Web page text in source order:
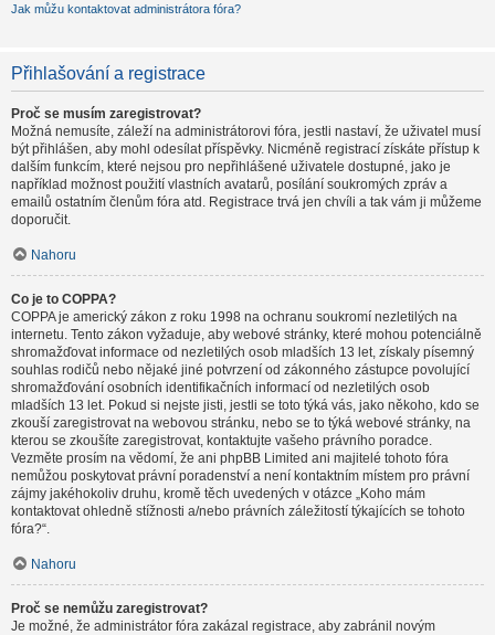
Jak můžu kontaktovat administrátora fóra?
Přihlašování a registrace
Proč se musím zaregistrovat?
Možná nemusíte, záleží na administrátorovi fóra, jestli nastaví, že uživatel musí
být přihlášen, aby mohl odesílat příspěvky. Nicméně registrací získáte přístup k
dalším funkcím, které nejsou pro nepřihlášené uživatele dostupné, jako je
například možnost použití vlastních avatarů, posílání soukromých zpráv a
emailů ostatním členům fóra atd. Registrace trvá jen chvíli a tak vám ji můžeme
doporučit.
Nahoru
Co je to COPPA?
COPPA je americký zákon z roku 1998 na ochranu soukromí nezletilých na
internetu. Tento zákon vyžaduje, aby webové stránky, které mohou potenciálně
shromažďovat informace od nezletilých osob mladších 13 let, získaly písemný
souhlas rodičů nebo nějaké jiné potvrzení od zákonného zástupce povolující
shromažďování osobních identifikačních informací od nezletilých osob
mladších 13 let. Pokud si nejste jisti, jestli se toto týká vás, jako někoho, kdo se
zkouší zaregistrovat na webovou stránku, nebo se to týká webové stránky, na
kterou se zkoušíte zaregistrovat, kontaktujte vašeho právního poradce.
Vezměte prosím na vědomí, že ani phpBB Limited ani majitelé tohoto fóra
nemůžou poskytovat právní poradenství a není kontaktním místem pro právní
zájmy jakéhokoliv druhu, kromě těch uvedených v otázce „Koho mám
kontaktovat ohledně stížnosti a/nebo právních záležitostí týkajících se tohoto
fóra?“.
Nahoru
Proč se nemůžu zaregistrovat?
Je možné, že administrátor fóra zakázal registrace, aby zabránil novým